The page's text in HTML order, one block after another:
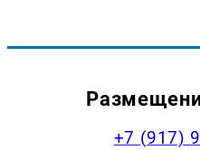
+7 (917)